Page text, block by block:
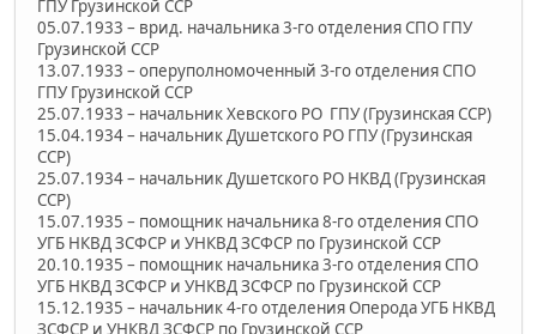
ГПУ Грузинской ССР
05.07.1933 – врид. начальника 3-го отделения СПО ГПУ
Грузинской ССР
13.07.1933 – оперуполномоченный 3-го отделения СПО
ГПУ Грузинской ССР
25.07.1933 – начальник Хевского РО ГПУ (Грузинская ССР)
15.04.1934 – начальник Душетского РО ГПУ (Грузинская
ССР)
25.07.1934 – начальник Душетского РО НКВД (Грузинская
ССР)
15.07.1935 – помощник начальника 8-го отделения СПО
УГБ НКВД ЗСФСР и УНКВД ЗСФСР по Грузинской ССР
20.10.1935 – помощник начальника 3-го отделения СПО
УГБ НКВД ЗСФСР и УНКВД ЗСФСР по Грузинской ССР
15.12.1935 – начальник 4-го отделения Оперода УГБ НКВД
ЗСФСР и УНКВД ЗСФСР по Грузинской ССР